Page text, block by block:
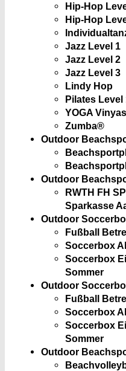
Hip-Hop
Hip-Hop
Jazz Level 1
Jazz Level 2
Jazz Level 3
Lindy Hop
Pilates Level
YOGA
Zumba®
Outdoor
Outdoor
RWTH FH
Sparkasse
Outdoor
Fußball
Soccerbox
Soccerbox
Sommer
Outdoor
Fußball
Soccerbox
Soccerbox
Sommer
Outdoor